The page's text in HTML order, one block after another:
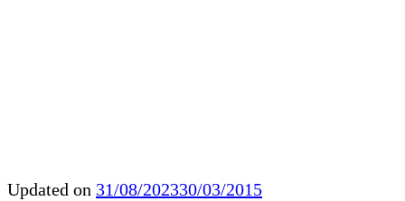
Updated on 31/08/202330/03/2015